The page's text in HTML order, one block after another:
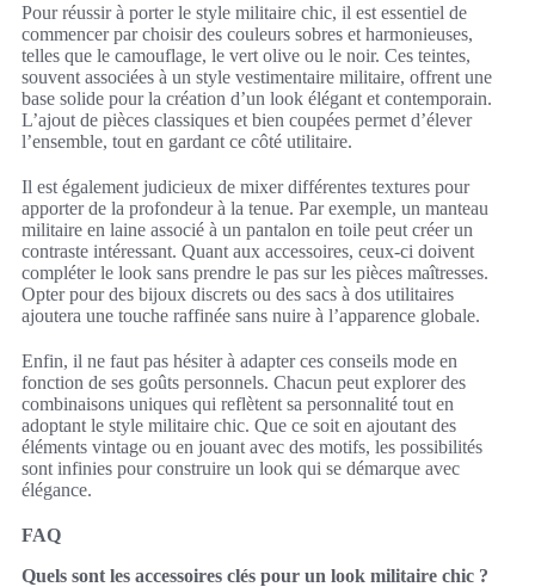
Pour réussir à porter le style militaire chic, il est essentiel de
commencer par choisir des couleurs sobres et harmonieuses,
telles que le camouflage, le vert olive ou le noir. Ces teintes,
souvent associées à un style vestimentaire militaire, offrent une
base solide pour la création d’un look élégant et contemporain.
L’ajout de pièces classiques et bien coupées permet d’élever
l’ensemble, tout en gardant ce côté utilitaire.
Il est également judicieux de mixer différentes textures pour
apporter de la profondeur à la tenue. Par exemple, un manteau
militaire en laine associé à un pantalon en toile peut créer un
contraste intéressant. Quant aux accessoires, ceux-ci doivent
compléter le look sans prendre le pas sur les pièces maîtresses.
Opter pour des bijoux discrets ou des sacs à dos utilitaires
ajoutera une touche raffinée sans nuire à l’apparence globale.
Enfin, il ne faut pas hésiter à adapter ces conseils mode en
fonction de ses goûts personnels. Chacun peut explorer des
combinaisons uniques qui reflètent sa personnalité tout en
adoptant le style militaire chic. Que ce soit en ajoutant des
éléments vintage ou en jouant avec des motifs, les possibilités
sont infinies pour construire un look qui se démarque avec
élégance.
FAQ
Quels sont les accessoires clés pour un look militaire chic ?